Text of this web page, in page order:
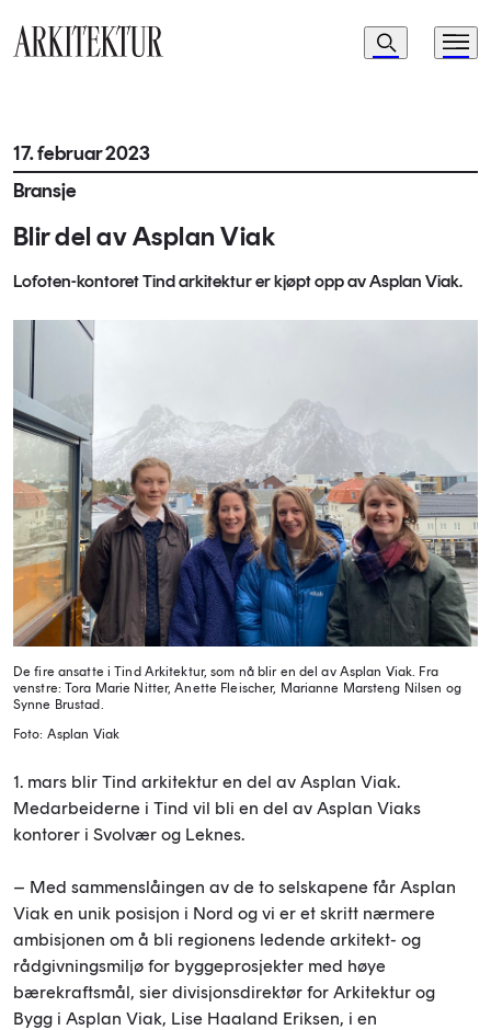
Navigasjon
Søk Meny
17. februar 2023
Bransje
Blir del av Asplan Viak
Lofoten-kontoret Tind arkitektur er kjøpt opp av Asplan Viak.
De fire ansatte i Tind Arkitektur, som nå blir en del av Asplan Viak. Fra
venstre: Tora Marie Nitter, Anette Fleischer, Marianne Marsteng Nilsen og
Synne Brustad.
Foto: Asplan Viak
1. mars blir Tind arkitektur en del av Asplan Viak.
Medarbeiderne i Tind vil bli en del av Asplan Viaks
kontorer i Svolvær og Leknes.
– Med sammenslåingen av de to selskapene får Asplan
Viak en unik posisjon i Nord og vi er et skritt nærmere
ambisjonen om å bli regionens ledende arkitekt- og
rådgivningsmiljø for byggeprosjekter med høye
bærekraftsmål, sier divisjonsdirektør for Arkitektur og
Bygg i Asplan Viak, Lise Haaland Eriksen, i en